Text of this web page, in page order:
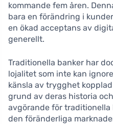
kommande fem åren.
bara en förändring i
en ökad acceptans av
generellt.
Traditionella banker har
lojalitet som inte kan
känsla av trygghet
grund av deras historia
avgörande för
den föränderliga